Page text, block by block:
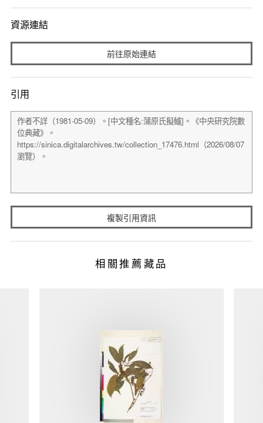
資源連結
前往原始連結
引用
複製引用資訊
相關推薦藏品